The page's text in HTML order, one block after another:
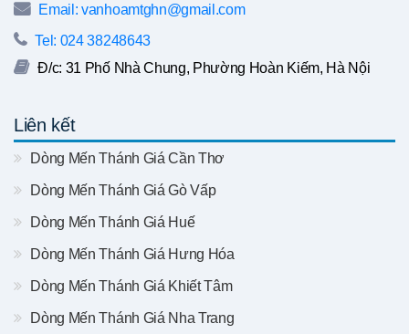
Email: vanhoamtghn@gmail.com
Tel: 024 38248643
Đ/c: 31 Phố Nhà Chung, Phường Hoàn Kiếm, Hà Nội
Liên kết
Dòng Mến Thánh Giá Cần Thơ
Dòng Mến Thánh Giá Gò Vấp
Dòng Mến Thánh Giá Huế
Dòng Mến Thánh Giá Hưng Hóa
Dòng Mến Thánh Giá Khiết Tâm
Dòng Mến Thánh Giá Nha Trang